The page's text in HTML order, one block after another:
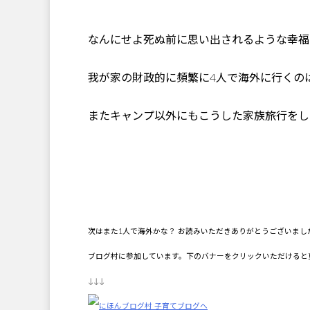
なんにせよ死ぬ前に思い出されるような幸
我が家の財政的に頻繁に4人で海外に行くの
またキャンプ以外にもこうした家族旅行を
次はまた1人で海外かな？ お読みいただきありがとうございまし
ブログ村に参加しています。下のバナーをクリックいただける
↓↓↓